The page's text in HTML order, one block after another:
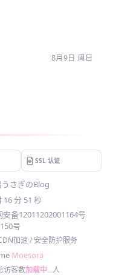
8月9日 周日
SSL 认证
さぎのBlog
16 分 51 秒
安备12011202001164号
号
加速 / 安全防护服务
Moesora
访客数加载中...人